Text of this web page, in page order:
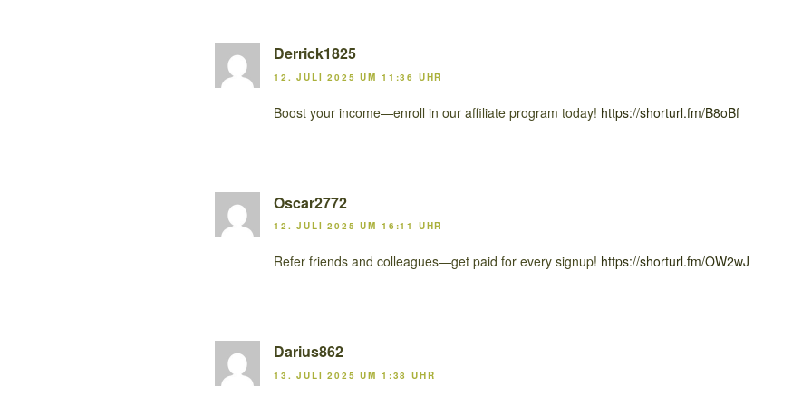
Derrick1825
12. JULI 2025 UM 11:36 UHR
Boost your income—enroll in our affiliate program today! https://shorturl.fm/B8oBf
Oscar2772
12. JULI 2025 UM 16:11 UHR
Refer friends and colleagues—get paid for every signup! https://shorturl.fm/OW2wJ
Darius862
13. JULI 2025 UM 1:38 UHR